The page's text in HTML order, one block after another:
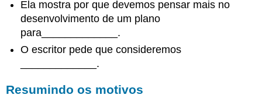
Ela mostra por que devemos pensar mais no
desenvolvimento de um plano
para_____________.
O escritor pede que consideremos
_____________.
Resumindo os motivos